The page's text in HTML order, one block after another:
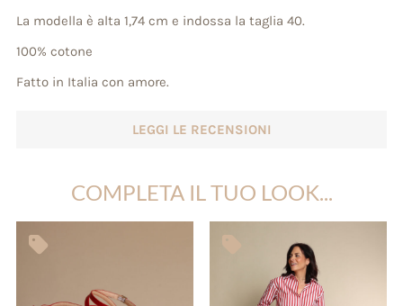
La modella è alta 1,74 cm e indossa la taglia 40.
100% cotone
Fatto in Italia con amore.
LEGGI LE RECENSIONI
COMPLETA IL TUO LOOK...